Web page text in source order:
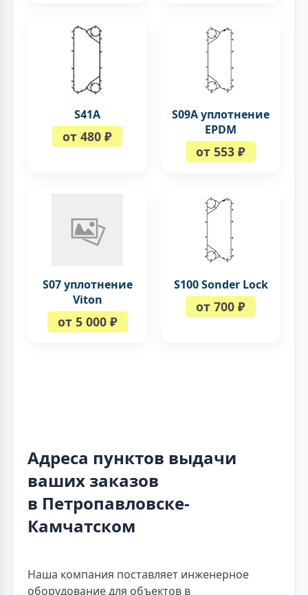
S41A
от 480 ₽
S09A уплотнение
EPDM
от 553 ₽
S07 уплотнение
Viton
от 5 000 ₽
S100 Sonder Lock
от 700 ₽
Адреса пунктов выдачи
ваших заказов
в Петропавловске-
Камчатском
Наша компания поставляет инженерное
оборудование для объектов в